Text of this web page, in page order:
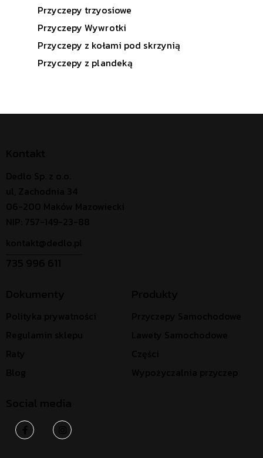
Przyczepy trzyosiowe
Przyczepy Wywrotki
Przyczepy z kołami pod skrzynią
Przyczepy z plandeką